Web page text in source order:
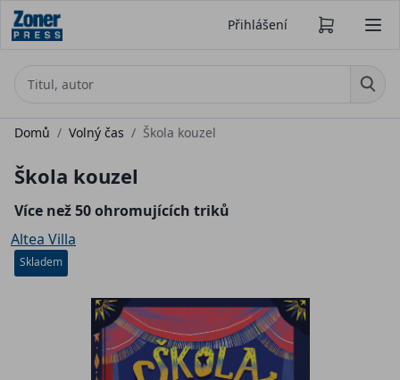
Přihlášení
Domů / Volný čas / Škola kouzel
Škola kouzel
Více než 50 ohromujících triků
Altea Villa
Skladem